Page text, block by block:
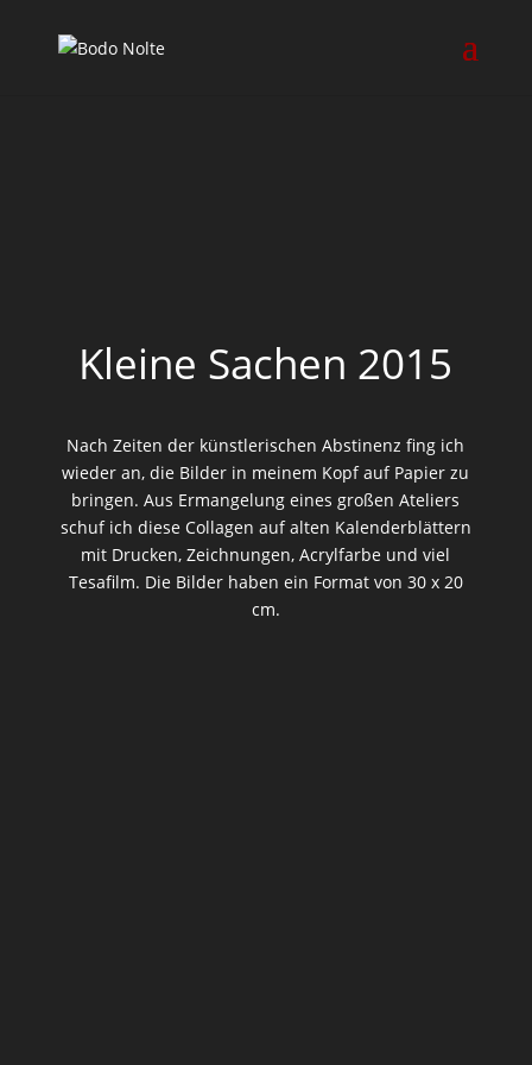
Kleine Sachen 2015
Nach Zeiten der künstlerischen Abstinenz fing ich
wieder an, die Bilder in meinem Kopf auf Papier zu
bringen. Aus Ermangelung eines großen Ateliers
schuf ich diese Collagen auf alten Kalenderblättern
mit Drucken, Zeichnungen, Acrylfarbe und viel
Tesafilm. Die Bilder haben ein Format von 30 x 20
cm.